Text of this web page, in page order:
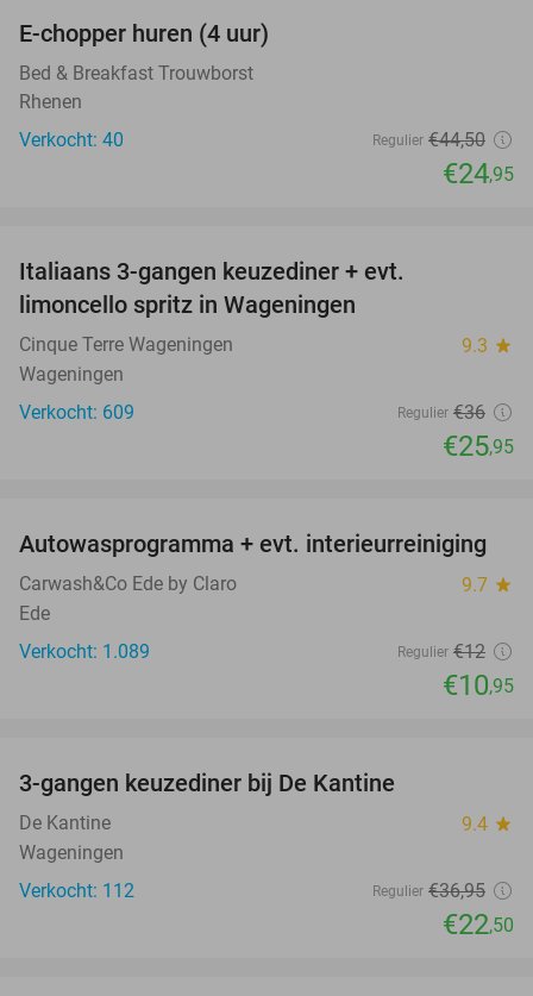
E-chopper huren (4 uur)
Bed & Breakfast Trouwborst
Rhenen
Verkocht: 40
Regulier €44,50
€24,95
Italiaans 3-gangen keuzediner + evt.
limoncello spritz in Wageningen
Cinque Terre Wageningen 9.3 star
Wageningen
Verkocht: 609
Regulier €36
€25,95
9%
Autowasprogramma + evt. interieurreiniging
Carwash&Co Ede by Claro 9.7 star
Ede
Verkocht: 1.089
Regulier €12
€10,95
3-gangen keuzediner bij De Kantine
De Kantine 9.4 star
Wageningen
Verkocht: 112
Regulier €36,95
€22,50